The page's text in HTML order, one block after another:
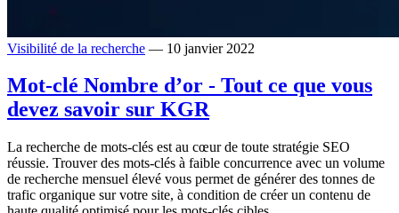
Visibilité de la recherche — 10 janvier 2022
Mot-clé Nombre d’or - Tout ce que vous
devez savoir sur KGR
La recherche de mots-clés est au cœur de toute stratégie SEO
réussie. Trouver des mots-clés à faible concurrence avec un volume
de recherche mensuel élevé vous permet de générer des tonnes de
trafic organique sur votre site, à condition de créer un contenu de